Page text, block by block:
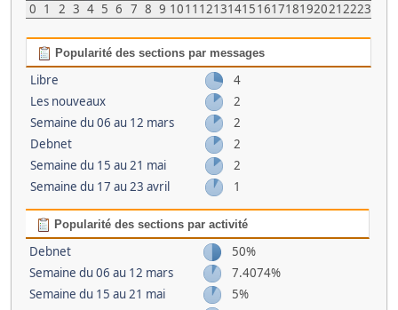
0 1 2 3 4 5 6 7 8 9 1011 121314151617181920212223
Popularité des sections par messages
Libre
4
Les nouveaux
2
Semaine du 06 au 12 mars
2
Debnet
2
Semaine du 15 au 21 mai
2
Semaine du 17 au 23 avril
1
Popularité des sections par activité
Debnet
50%
Semaine du 06 au 12 mars
7.4074%
Semaine du 15 au 21 mai
5%